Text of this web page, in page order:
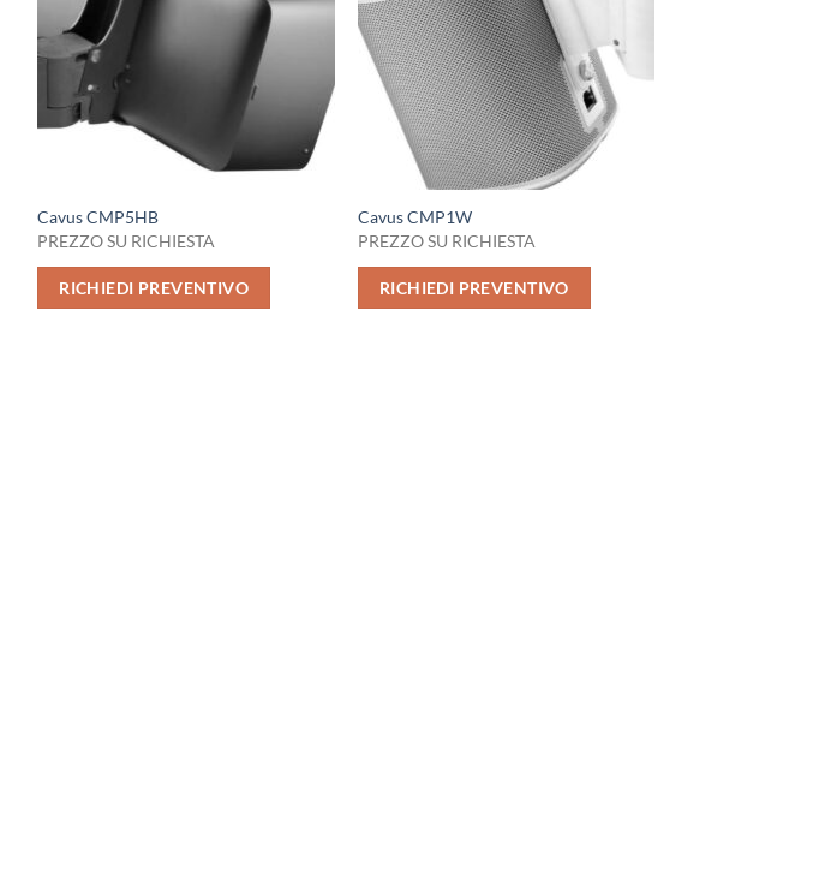
Cavus CMP5HB
PREZZO SU RICHIESTA
RICHIEDI PREVENTIVO
Cavus CMP1W
PREZZO SU RICHIESTA
RICHIEDI PREVENTIVO